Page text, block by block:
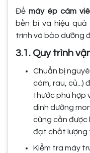
Để máy ép cám
bền bỉ và hiệu
trình và bảo dưỡng
3.1. Quy trình
Chuẩn bị
cám, rau, củ...)
thước phù hợp
dinh dưỡng
cũng cần được
đạt chất lượng
Kiểm tra máy